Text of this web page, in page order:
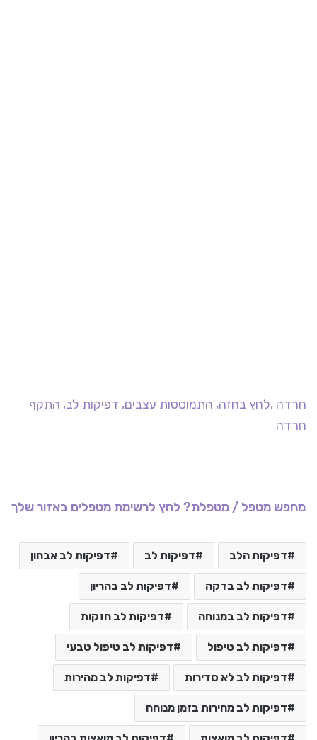
חרדה ,לחץ בחזה, התמוטטות עצבים, דפיקות לב, התקף
חרדה
מחפש מטפל / מטפלת? לחץ לרשימת מטפלים באזור שלך
דפיקות הלב דפיקות לב דפיקות לב אבחון
דפיקות לב בדקה דפיקות לב בהריון
דפיקות לב במנוחה דפיקות לב חזקות
דפיקות לב טיפול דפיקות לב טיפול טבעי
דפיקות לב לא סדירות דפיקות לב מהירות
דפיקות לב מהירות בזמן מנוחה